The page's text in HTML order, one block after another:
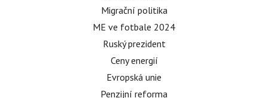
Migrační politika
ME ve fotbale 2024
Ruský prezident
Ceny energií
Evropská unie
Penzijní reforma